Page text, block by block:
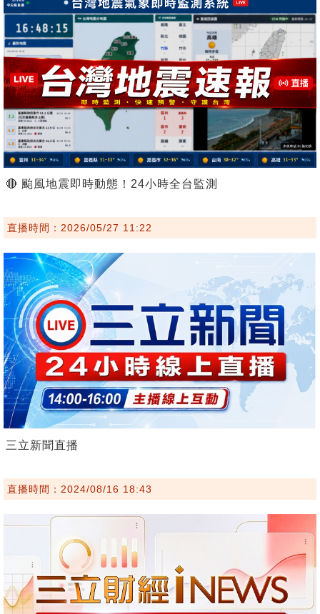
🔴 颱風地震即時動態！24小時全台監測
直播時間：2026/05/27 11:22
三立新聞直播
直播時間：2024/08/16 18:43